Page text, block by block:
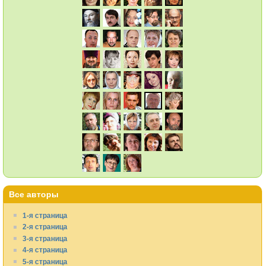
Все авторы
1-я страница
2-я страница
3-я страница
4-я страница
5-я страница